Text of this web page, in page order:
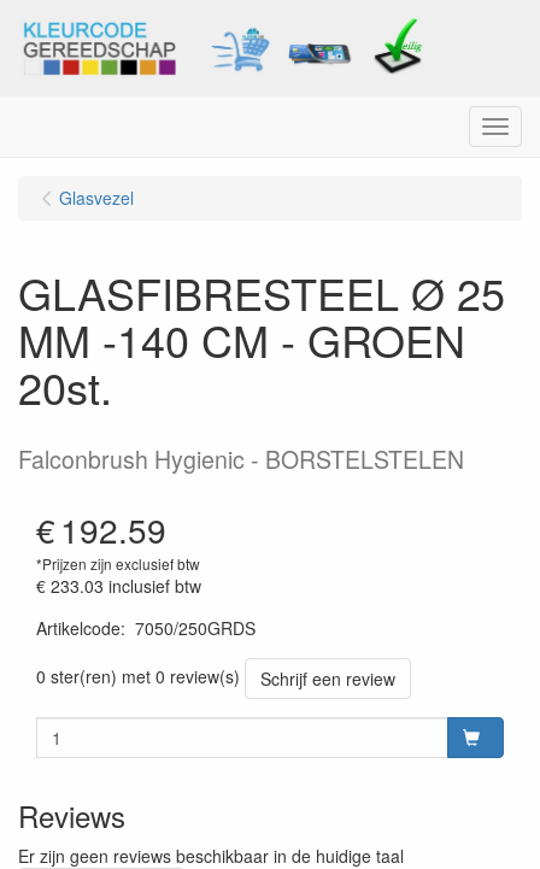
Menu
Glasvezel
GLASFIBRESTEEL Ø 25
MM -140 CM - GROEN
20st.
Falconbrush Hygienic - BORSTELSTELEN
€192.59
*Prijzen zijn exclusief btw
€ 233.03 inclusief btw
Artikelcode: 7050/250GRDS
0 ster(ren) met 0 review(s)
Schrijf een review
Reviews
Er zijn geen reviews beschikbaar in de huidige taal